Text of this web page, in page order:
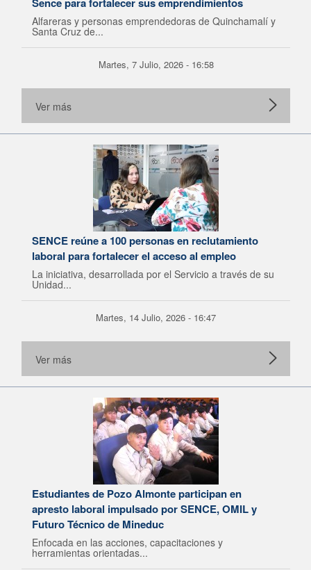
Alfareras y personas emprendedoras de Quinchamalí y
Santa Cruz de...
Martes, 7 Julio, 2026 - 16:58
Ver más
SENCE reúne a 100 personas en reclutamiento
laboral para fortalecer el acceso al empleo
La iniciativa, desarrollada por el Servicio a través de su
Unidad...
Martes, 14 Julio, 2026 - 16:47
Ver más
Estudiantes de Pozo Almonte participan en
apresto laboral impulsado por SENCE, OMIL y
Futuro Técnico de Mineduc
Enfocada en las acciones, capacitaciones y
herramientas orientadas...